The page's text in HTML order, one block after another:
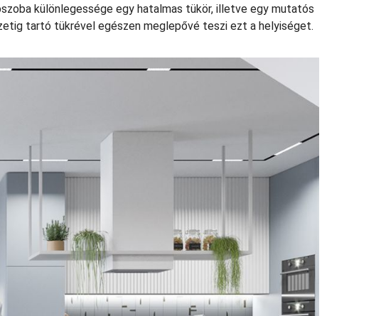
különlegessége egy hatalmas tükör, illetve egy mutatós
tartó tükrével egészen meglepővé teszi ezt a helyiséget.